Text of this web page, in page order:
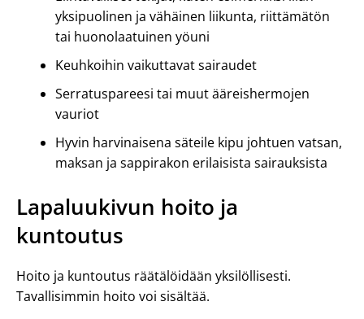
yksipuolinen ja vähäinen liikunta, riittämätön
tai huonolaatuinen yöuni
Keuhkoihin vaikuttavat sairaudet
Serratuspareesi tai muut ääreishermojen
vauriot
Hyvin harvinaisena säteile kipu johtuen vatsan,
maksan ja sappirakon erilaisista sairauksista
Lapaluukivun hoito ja
kuntoutus
Hoito ja kuntoutus räätälöidään yksilöllisesti.
Tavallisimmin hoito voi sisältää.